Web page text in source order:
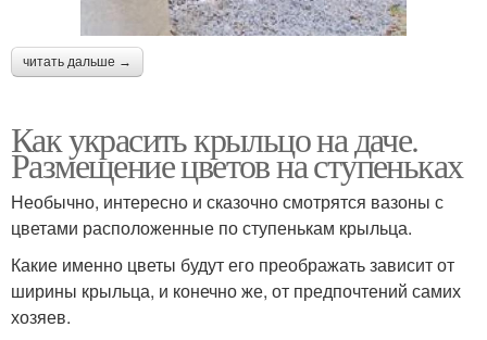
читать дальше →
Как украсить крыльцо на даче.
Размещение цветов на ступеньках
Необычно, интересно и сказочно смотрятся вазоны с
цветами расположенные по ступенькам крыльца.
Какие именно цветы будут его преображать зависит от
ширины крыльца, и конечно же, от предпочтений самих
хозяев.